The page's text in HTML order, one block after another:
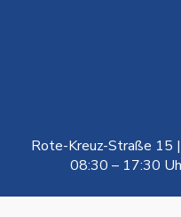
Rote-Kreuz-Straße 15
08:30 – 17:30